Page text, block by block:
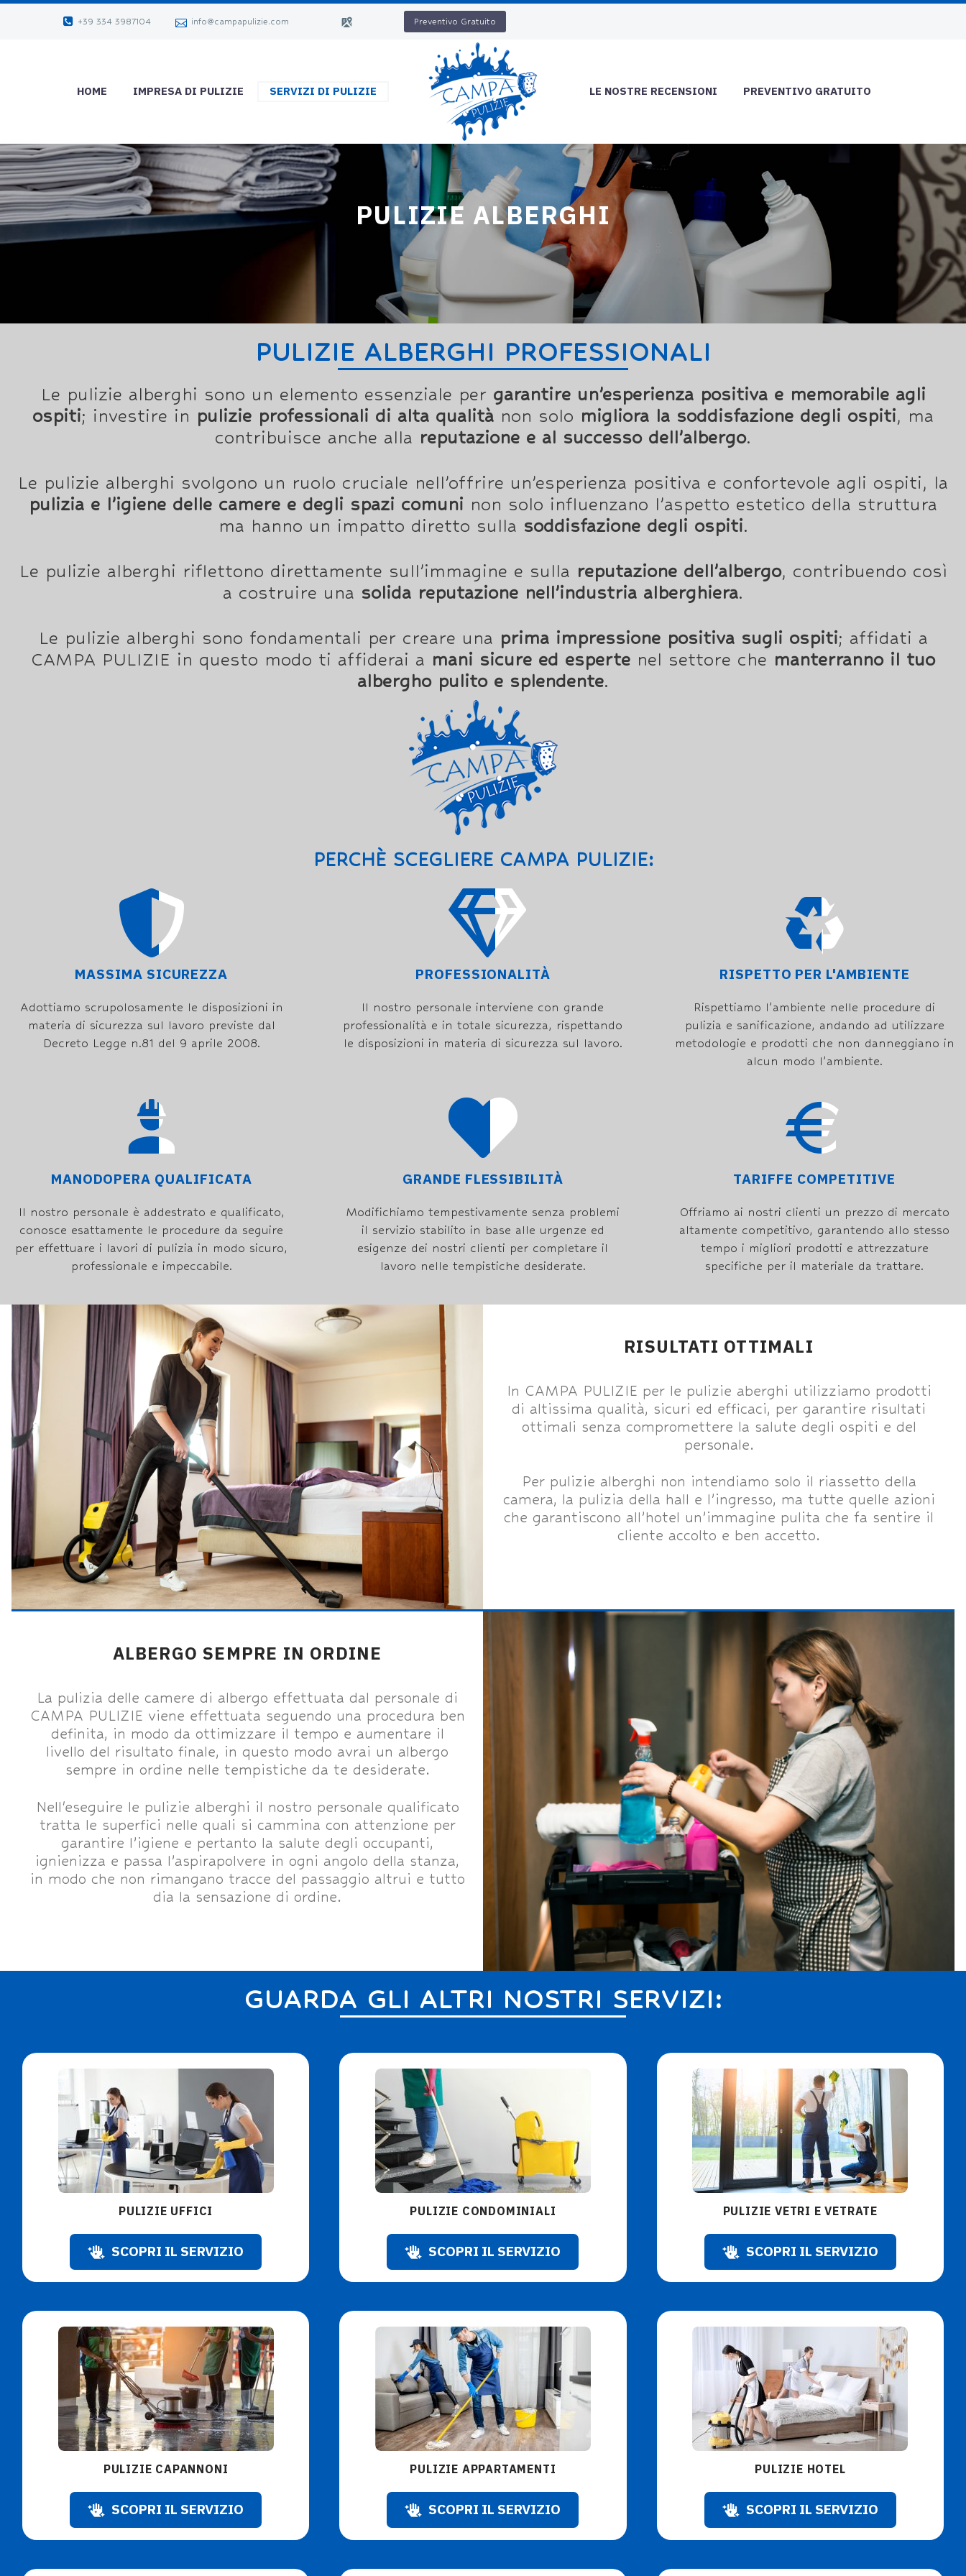
+39 334 3987104 info@campapulizie.com Preventivo Gratuito
HOME IMPRESA DI PULIZIE SERVIZI DI PULIZIE LE NOSTRE RECENSIONI PREVENTIVO GRATUITO
PULIZIE ALBERGHI
PULIZIE ALBERGHI PROFESSIONALI
Le pulizie alberghi sono un elemento essenziale per garantire un’esperienza positiva e memorabile agli
ospiti; investire in pulizie professionali di alta qualità non solo migliora la soddisfazione degli ospiti, ma
contribuisce anche alla reputazione e al successo dell’albergo.
Le pulizie alberghi svolgono un ruolo cruciale nell’offrire un’esperienza positiva e confortevole agli ospiti, la
pulizia e l’igiene delle camere e degli spazi comuni non solo influenzano l’aspetto estetico della struttura
ma hanno un impatto diretto sulla soddisfazione degli ospiti.
Le pulizie alberghi riflettono direttamente sull’immagine e sulla reputazione dell’albergo, contribuendo così
a costruire una solida reputazione nell’industria alberghiera.
Le pulizie alberghi sono fondamentali per creare una prima impressione positiva sugli ospiti; affidati a
CAMPA PULIZIE in questo modo ti affiderai a mani sicure ed esperte nel settore che manterranno il tuo
albergho pulito e splendente.
PERCHÈ SCEGLIERE CAMPA PULIZIE:
MASSIMA SICUREZZA
Adottiamo scrupolosamente le disposizioni in
materia di sicurezza sul lavoro previste dal
Decreto Legge n.81 del 9 aprile 2008.
PROFESSIONALITÀ
Il nostro personale interviene con grande
professionalità e in totale sicurezza, rispettando
le disposizioni in materia di sicurezza sul lavoro.
RISPETTO PER L'AMBIENTE
Rispettiamo l’ambiente nelle procedure di
pulizia e sanificazione, andando ad utilizzare
metodologie e prodotti che non danneggiano in
alcun modo l’ambiente.
MANODOPERA QUALIFICATA
Il nostro personale è addestrato e qualificato,
conosce esattamente le procedure da seguire
per effettuare i lavori di pulizia in modo sicuro,
professionale e impeccabile.
GRANDE FLESSIBILITÀ
Modifichiamo tempestivamente senza problemi
il servizio stabilito in base alle urgenze ed
esigenze dei nostri clienti per completare il
lavoro nelle tempistiche desiderate.
TARIFFE COMPETITIVE
Offriamo ai nostri clienti un prezzo di mercato
altamente competitivo, garantendo allo stesso
tempo i migliori prodotti e attrezzature
specifiche per il materiale da trattare.
RISULTATI OTTIMALI
In CAMPA PULIZIE per le pulizie aberghi utilizziamo prodotti
di altissima qualità, sicuri ed efficaci, per garantire risultati
ottimali senza compromettere la salute degli ospiti e del
personale.
Per pulizie alberghi non intendiamo solo il riassetto della
camera, la pulizia della hall e l’ingresso, ma tutte quelle azioni
che garantiscono all’hotel un’immagine pulita che fa sentire il
cliente accolto e ben accetto.
ALBERGO SEMPRE IN ORDINE
La pulizia delle camere di albergo effettuata dal personale di
CAMPA PULIZIE viene effettuata seguendo una procedura ben
definita, in modo da ottimizzare il tempo e aumentare il
livello del risultato finale, in questo modo avrai un albergo
sempre in ordine nelle tempistiche da te desiderate.
Nell'eseguire le pulizie alberghi il nostro personale qualificato
tratta le superfici nelle quali si cammina con attenzione per
garantire l’igiene e pertanto la salute degli occupanti,
ignienizza e passa l’aspirapolvere in ogni angolo della stanza,
in modo che non rimangano tracce del passaggio altrui e tutto
dia la sensazione di ordine.
GUARDA GLI ALTRI NOSTRI SERVIZI:
PULIZIE UFFICI
SCOPRI IL SERVIZIO
PULIZIE CONDOMINIALI
SCOPRI IL SERVIZIO
PULIZIE VETRI E VETRATE
SCOPRI IL SERVIZIO
PULIZIE CAPANNONI
SCOPRI IL SERVIZIO
PULIZIE APPARTAMENTI
SCOPRI IL SERVIZIO
PULIZIE HOTEL
SCOPRI IL SERVIZIO